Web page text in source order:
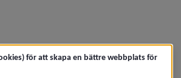
förskola, fritidshem och pedagogisk
för att skapa en bättre webbplats för